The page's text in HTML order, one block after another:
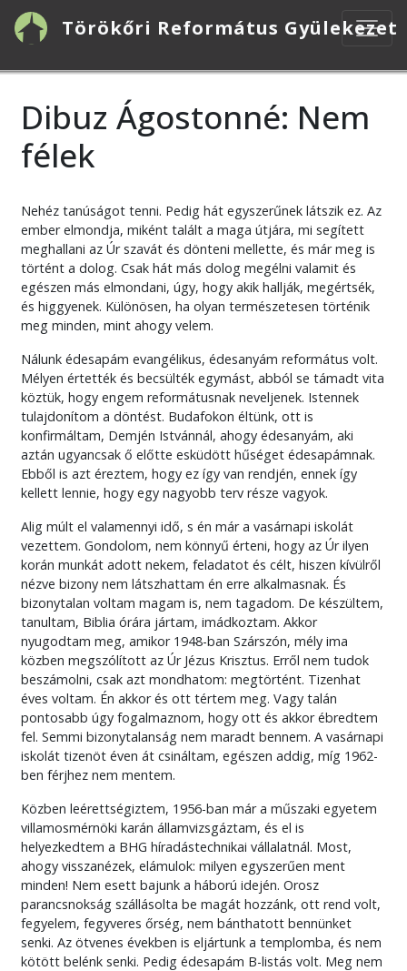
Ugrás
tartalomra
Törökőri Református Gyülekezet
Dibuz Ágostonné: Nem
félek
Nehéz tanúságot tenni. Pedig hát egyszerűnek látszik ez. Az
ember elmondja, miként talált a maga útjára, mi segített
meghallani az Úr szavát és dönteni mellette, és már meg is
történt a dolog. Csak hát más dolog megélni valamit és
egészen más elmondani, úgy, hogy akik hallják, megértsék,
és higgyenek. Különösen, ha olyan természetesen történik
meg minden, mint ahogy velem.
Nálunk édesapám evangélikus, édesanyám református volt.
Mélyen értették és becsülték egymást, abból se támadt vita
köztük, hogy engem reformátusnak neveljenek. Istennek
tulajdonítom a döntést. Budafokon éltünk, ott is
konfirmáltam, Demjén Istvánnál, ahogy édesanyám, aki
aztán ugyancsak ő előtte esküdött hűséget édesapámnak.
Ebből is azt éreztem, hogy ez így van rendjén, ennek így
kellett lennie, hogy egy nagyobb terv része vagyok.
Alig múlt el valamennyi idő, s én már a vasárnapi iskolát
vezettem. Gondolom, nem könnyű érteni, hogy az Úr ilyen
korán munkát adott nekem, feladatot és célt, hiszen kívülről
nézve bizony nem látszhattam én erre alkalmasnak. És
bizonytalan voltam magam is, nem tagadom. De készültem,
tanultam, Biblia órára jártam, imádkoztam. Akkor
nyugodtam meg, amikor 1948-ban Szárszón, mély ima
közben megszólított az Úr Jézus Krisztus. Erről nem tudok
beszámolni, csak azt mondhatom: megtörtént. Tizenhat
éves voltam. Én akkor és ott tértem meg. Vagy talán
pontosabb úgy fogalmaznom, hogy ott és akkor ébredtem
fel. Semmi bizonytalanság nem maradt bennem. A vasárnapi
iskolát tizenöt éven át csináltam, egészen addig, míg 1962-
ben férjhez nem mentem.
Közben leérettségiztem, 1956-ban már a műszaki egyetem
villamosmérnöki karán államvizsgáztam, és el is
helyezkedtem a BHG híradástechnikai vállalatnál. Most,
ahogy visszanézek, elámulok: milyen egyszerűen ment
minden! Nem esett bajunk a háború idején. Orosz
parancsnokság szállásolta be magát hozzánk, ott rend volt,
fegyelem, fegyveres őrség, nem bánthatott bennünket
senki. Az ötvenes években is eljártunk a templomba, és nem
kötött belénk senki. Pedig édesapám B-listás volt. Meg nem